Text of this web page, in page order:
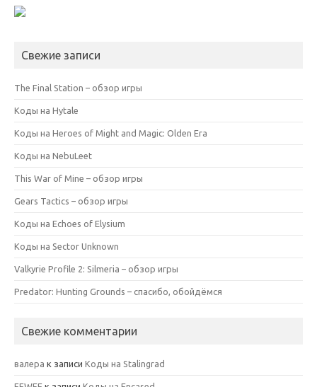
Свежие записи
The Final Station – обзор игры
Коды на Hytale
Коды на Heroes of Might and Magic: Olden Era
Коды на NebuLeet
This War of Mine – обзор игры
Gears Tactics – обзор игры
Коды на Echoes of Elysium
Коды на Sector Unknown
Valkyrie Profile 2: Silmeria – обзор игры
Predator: Hunting Grounds – спасибо, обойдёмся
Свежие комментарии
валера к записи Коды на Stalingrad